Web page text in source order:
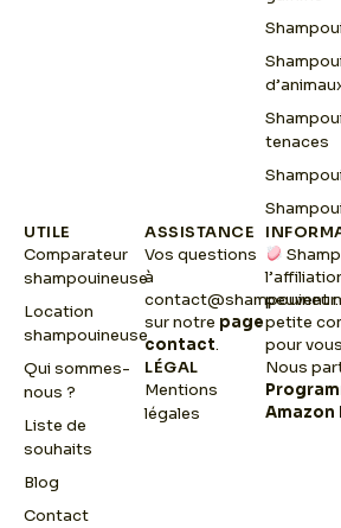
tenaces
UTILE
Comparateur
shampouineuse
Location
shampouineuse
Qui sommes-
nous ?
Liste de
souhaits
Blog
Contact
ASSISTANCE
Vos questions
à
sur notre page
contact.
LÉGAL
Mentions
légales
peuvent
petite
pour
Nous
Amazon